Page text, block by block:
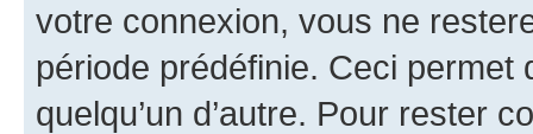
votre connexion, vous ne
période prédéfinie. Ceci permet
quelqu’un d’autre. Pour rester